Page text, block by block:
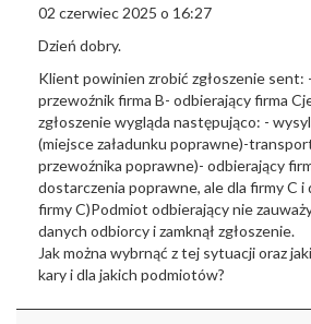
02 czerwiec 2025 o 16:27
Dzień dobry.
Klient powinien zrobić zgłoszenie sent:
przewoźnik firma B- odbierający firma C
zgłoszenie wygląda następująco: -
(miejsce załadunku poprawne)-
przewoźnika poprawne)- odbierający
dostarczenia poprawne, ale dla firmy C i
firmy C)Podmiot odbierający nie
danych odbiorcy i zamknął zgłoszenie.
Jak można wybrnąć z tej sytuacji oraz
kary i dla jakich podmiotów?